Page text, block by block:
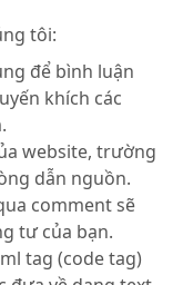
tôi:
để bình luận
khích các
website, trường
dẫn nguồn.
comment sẽ
tư của bạn.
tag (code tag)